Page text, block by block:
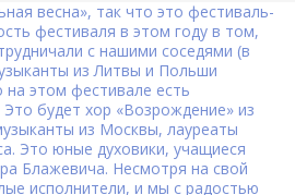
весна», так что это фестиваль-
фестиваля в этом году в том,
с нашими соседями (в
из Литвы и Польши
этом фестивале есть
будет хор «Возрождение» из
из Москвы, лауреаты
Это юные духовики, учащиеся
Блажевича. Несмотря на свой
исполнители, и мы с радостью